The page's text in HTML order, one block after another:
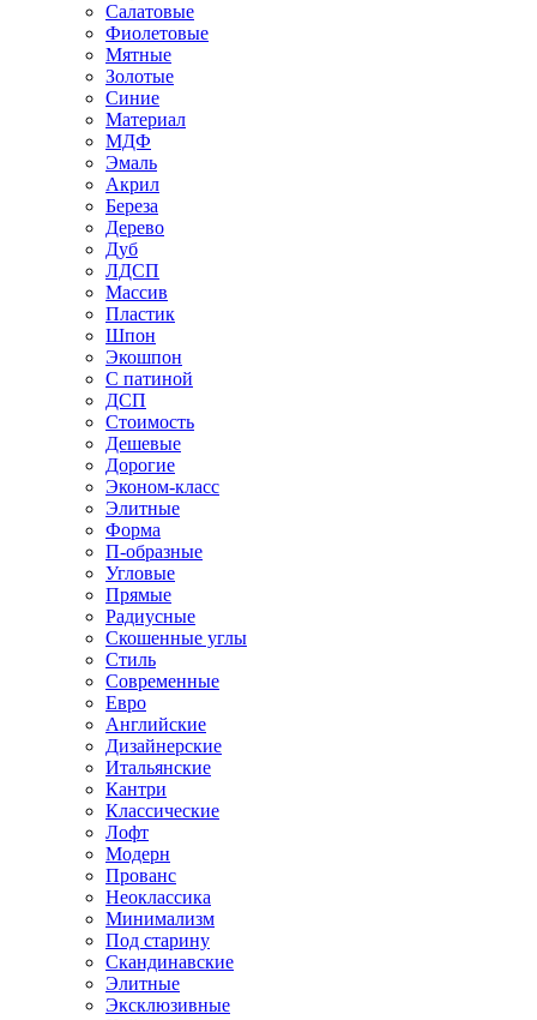
Салатовые
Фиолетовые
Мятные
Золотые
Синие
Материал
МДФ
Эмаль
Акрил
Береза
Дерево
Дуб
ЛДСП
Массив
Пластик
Шпон
Экошпон
С патиной
ДСП
Стоимость
Дешевые
Дорогие
Эконом-класс
Элитные
Форма
П-образные
Угловые
Прямые
Радиусные
Скошенные углы
Стиль
Современные
Евро
Английские
Дизайнерские
Итальянские
Кантри
Классические
Лофт
Модерн
Прованс
Неоклассика
Минимализм
Под старину
Скандинавские
Элитные
Эксклюзивные